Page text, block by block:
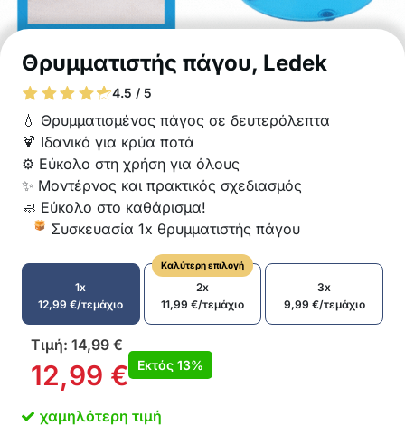
Θρυμματιστής πάγου, Ledek
4.5 / 5
💧 Θρυμματισμένος πάγος σε δευτερόλεπτα
🍹 Ιδανικό για κρύα ποτά
⚙️ Εύκολο στη χρήση για όλους
✨ Μοντέρνος και πρακτικός σχεδιασμός
🧼 Εύκολο στο καθάρισμα!
Συσκευασία 1x θρυμματιστής πάγου
1x
12,99€/τεμάχιο
Καλύτερη επιλογή
2x
11,99 €/τεμάχιο
3x
9,99 €/τεμάχιο
Τιμή:14,99€
12,99 € Εκτός 13%
χαμηλότερη τιμή